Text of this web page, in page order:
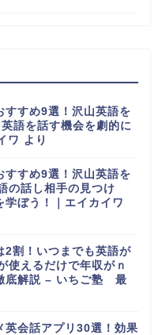
すすめ9選！沢山英語を
語を話す機会を劇的に
ワ より
すすめ9選！沢山英語を
の話し相手の見つけ
学ぼう！｜エイカイワ
2割！いつまでも英語が
使えるだけで年収がｎ
底解説 – いちご塾 最
英会話アプリ30選！効果